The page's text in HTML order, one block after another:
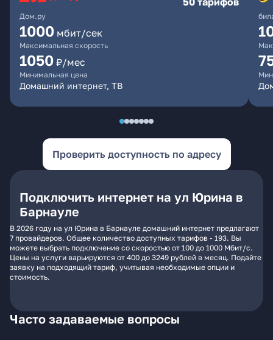
Дом.ру
1000 мбит/сек
Максимальная скорость
1050 ₽/мес
Минимальная цена
Домашний интернет, ТВ
Проверить доступность по адресу
Подключить интернет на ул Юрина в
Барнауле
В 2026 году на ул Юрина в Барнауле домашний интернет предлагают
7 провайдеров. Общее количество доступных тарифов - 193. Вы
можете выбрать подключение со скоростью от 100 до 1000 Мбит/с.
Цены на услуги варьируются от 400 до 3249 рублей в месяц. Подайте
заявку на подходящий тариф, учитывая необходимые опции и
стоимость.
Часто задаваемые вопросы